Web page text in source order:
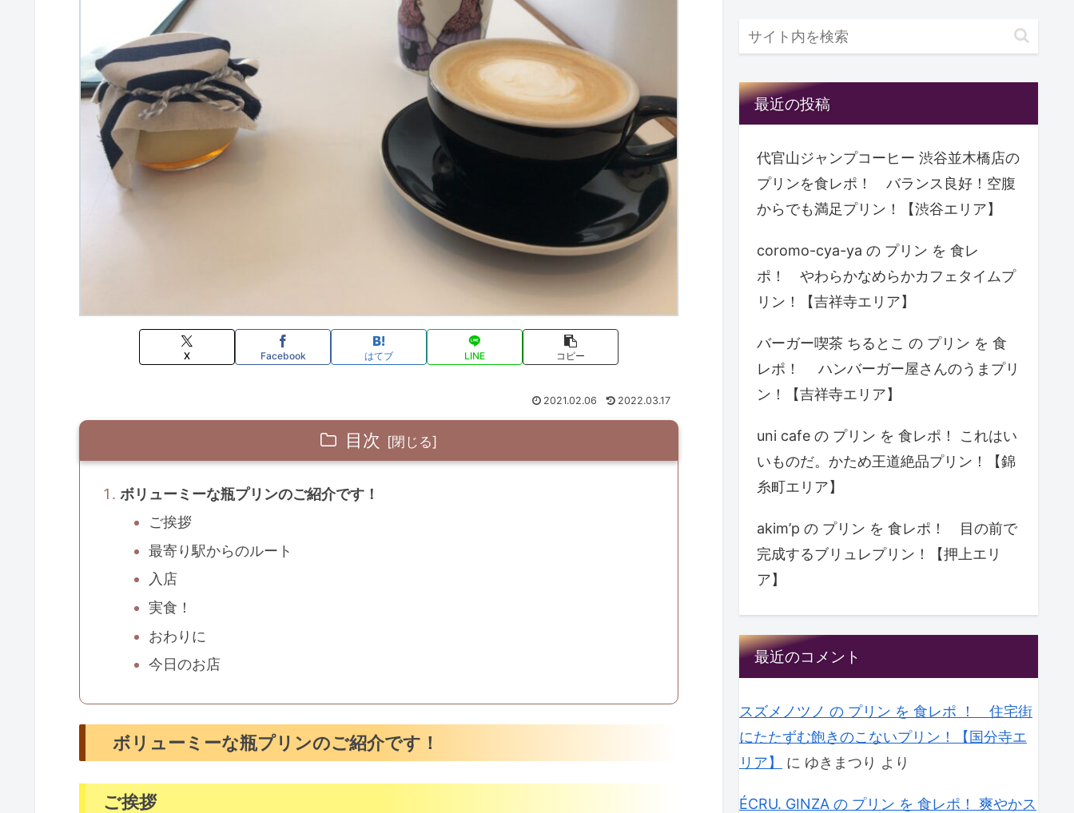
X Facebook はてブ LINE コピー
2021.02.06 2022.03.17
目次
ボリューミーな瓶プリンのご紹介です！
ご挨拶
最寄り駅からのルート
入店
実食！
おわりに
今日のお店
ボリューミーな瓶プリンのご紹介です！
ご挨拶
最近の投稿
代官山ジャンプコーヒー 渋谷並木橋店の
プリンを食レポ！ バランス良好！空腹
からでも満足プリン！【渋谷エリア】
coromo-cya-ya の プリン を 食レ
ポ！ やわらかなめらかカフェタイムプ
リン！【吉祥寺エリア】
バーガー喫茶 ちるとこ の プリン を 食
レポ！ ハンバーガー屋さんのうまプリ
ン！【吉祥寺エリア】
uni cafe の プリン を 食レポ！ これはい
いものだ。かため王道絶品プリン！【錦
糸町エリア】
akim’p の プリン を 食レポ！ 目の前で
完成するブリュレプリン！【押上エリ
ア】
最近のコメント
スズメノツノ の プリン を 食レポ ！ 住宅街
にたたずむ飽きのこないプリン！【国分寺エ
リア】
に ゆきまつり より
ÉCRU. GINZA の プリン を 食レポ！ 爽やかス